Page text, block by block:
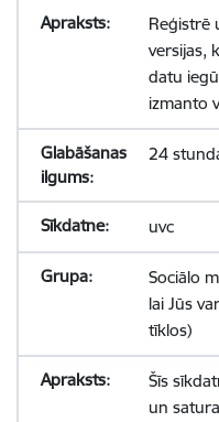
Reģistrē
versijas,
datu
izmanto
24
uvc
Sociālo
lai Jūs
tīklos)
Šīs
un